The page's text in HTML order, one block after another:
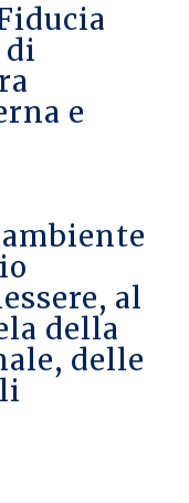
di
e
al
della
delle